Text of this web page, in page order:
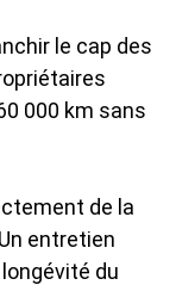
le cap des
000 km sans
de la
entretien
du